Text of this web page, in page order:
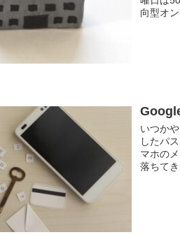
向型オン
いつか
したパ
マホの
落ちて